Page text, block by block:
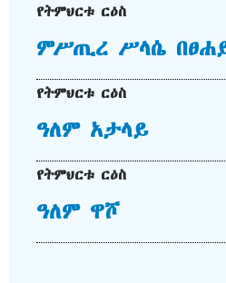
የትምህርቱ ርዕስ
ምሥጢረ ሥላሴ
የትምህርቱ ርዕስ
ዓለም አታላይ
የትምህርቱ ርዕስ
ዓለም ዋሾ